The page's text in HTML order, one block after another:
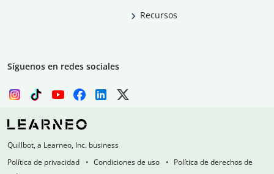
Recursos
Síguenos en redes sociales
Quillbot, a Learneo, Inc. business
Política de privacidad
Condiciones de uso
Política de derechos de